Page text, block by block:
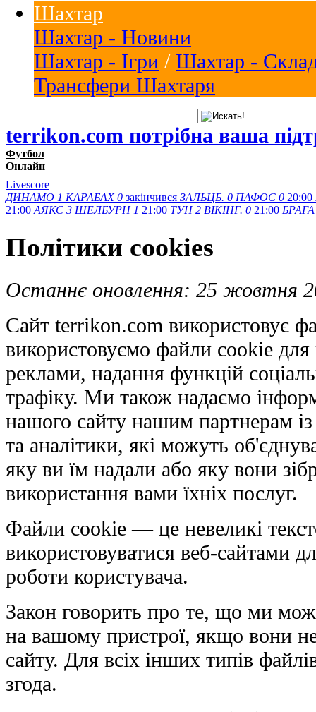
Шахтар
Шахтар - Новини
Шахтар - Ігри / Шахтар -
Трансфери Шахтаря
terrikon.com потрібна ваша
Футбол
Онлайн
Livescore
ДИНАМО 1 КАРАБАХ 0 закінчився ЗАЛЬЦБ. 0 ПАФОС 0 20:00
21:00 АЯКС 3 ШЕЛБУРН 1 21:00 ТУН 2 ВІКІНГ. 0 21:00 БРАГА
Політики cookies
Останнє оновлення: 25 жовтня
Сайт terrikon.com використовує
використовуємо файли cookie для
реклами, надання функцій
трафіку. Ми також надаємо
нашого сайту нашим партнерам
та аналітики, які можуть
яку ви їм надали або яку вони
використання вами їхніх послуг.
Файли cookie — це невеликі
використовуватися веб-сайтами
роботи користувача.
Закон говорить про те, що ми
на вашому пристрої, якщо вони
сайту. Для всіх інших типів
згода.